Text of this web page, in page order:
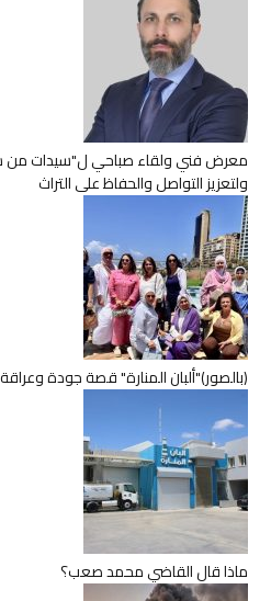
معرض فني ولقاء صباحي ل"سيدات من
ولتعزيز التواصل والحفاظ على التراث
(بالصور)"ألبان المنارة" قصة جودة
ماذا قال القاضي محمد صعب؟